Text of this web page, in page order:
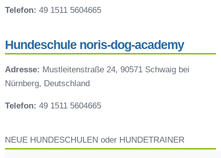
Telefon: 49 1511 5604665
Hundeschule noris-dog-academy
Adresse: Mustleitenstraße 24, 90571 Schwaig bei
Nürnberg, Deutschland
Telefon: 49 1511 5604665
NEUE HUNDESCHULEN oder HUNDETRAINER